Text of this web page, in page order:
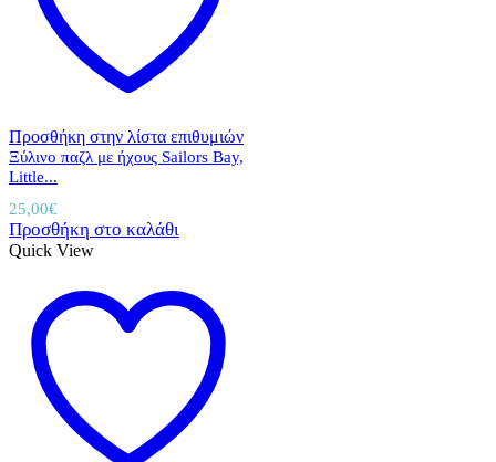
Προσθήκη στην λίστα επιθυμιών
Ξύλινο παζλ με ήχους Sailors Bay,
Little...
25,00€
Προσθήκη στο καλάθι
Quick View